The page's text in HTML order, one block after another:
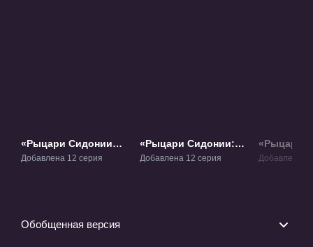
«Рыцари Сидонии»
ТВ-1
Добавлена 12 серия
«Рыцари Сидонии:
Битва за девятую
Добавлена 12 серия
«Рыцари
3» Фильм-
Добавлена 1
Обобщенная версия